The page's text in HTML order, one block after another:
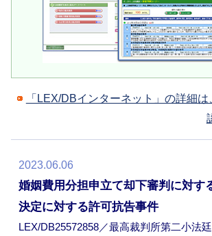
「LEX/DBインターネット」の詳細
2023.06.06
婚姻費用分担申立て却下審判に対す
決定に対する許可抗告事件
LEX/DB25572858／最高裁判所第二小法